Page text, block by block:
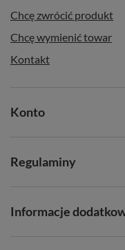
Chcę zwrócić produkt
Chcę wymienić towar
Kontakt
Konto
Regulaminy
Informacje